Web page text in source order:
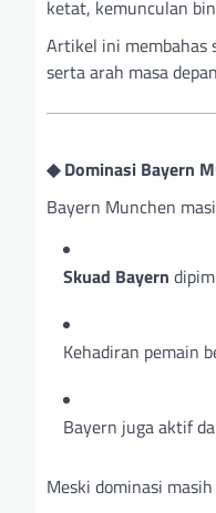
ketat, kemunculan
Artikel ini membahas
serta arah masa
◆ Dominasi Bayern
Bayern Munchen
Skuad Bayern
Kehadiran pemain
Bayern juga aktif
Meski dominasi